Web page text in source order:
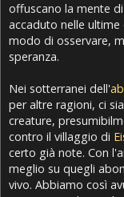
offuscano la mente
accaduto nelle
modo di osservare,
speranza.
Nei sotterranei dell'
per altre ragioni, ci
creature,
contro il villaggio di
certo già note. Con
meglio su quegli
vivo. Abbiamo così